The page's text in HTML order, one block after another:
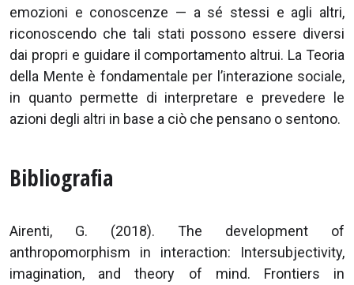
emozioni e conoscenze — a sé stessi e agli altri,
riconoscendo che tali stati possono essere diversi
dai propri e guidare il comportamento altrui. La Teoria
della Mente è fondamentale per l’interazione sociale,
in quanto permette di interpretare e prevedere le
azioni degli altri in base a ciò che pensano o sentono.
Bibliografia
Airenti, G. (2018). The development of
anthropomorphism in interaction: Intersubjectivity,
imagination, and theory of mind. Frontiers in